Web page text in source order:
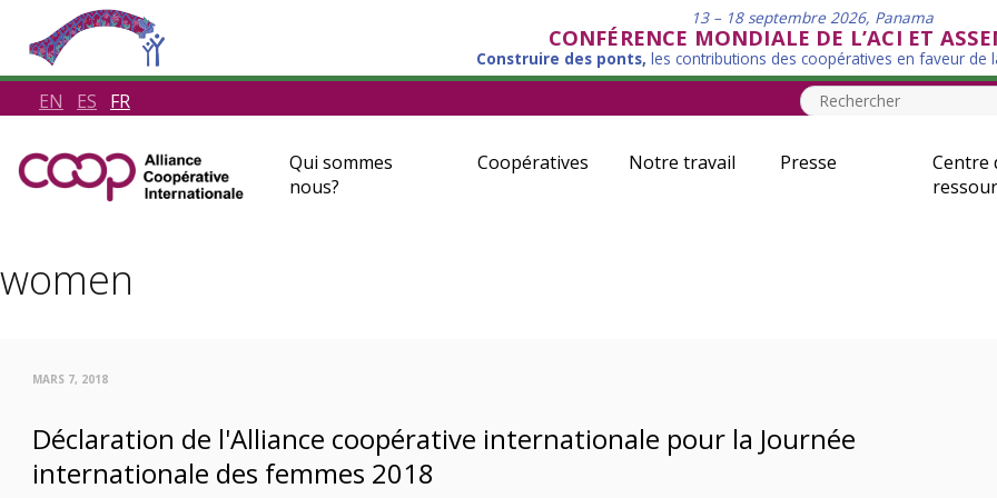
13 – 18 septembre 2026, Panama
CONFÉRENCE MONDIALE DE L’ACI ET
Construire des ponts, les contributions des coopératives en faveur de
EN ES FR
Qui sommes
nous?
Coopératives Notre travail Presse
Centre
women
MARS 7, 2018
Déclaration de l'Alliance coopérative internationale pour la Journée
internationale des femmes 2018